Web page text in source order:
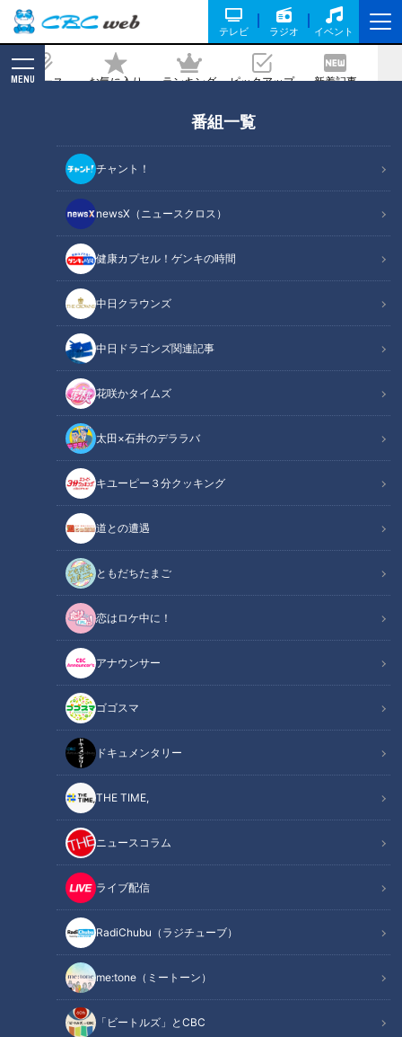
テレビ ラジオ イベント
ニュース お気に入り ランキング ピックアップ 新着記事
MENU
番組一覧
チャント！
newsX（ニュースクロス）
健康カプセル！ゲンキの時間
中日クラウンズ
中日ドラゴンズ関連記事
花咲かタイムズ
太田×石井のデララバ
キユーピー３分クッキング
道との遭遇
ともだちたまご
恋はロケ中に！
アナウンサー
ゴゴスマ
ドキュメンタリー
THE TIME,
ニュースコラム
ライブ配信
RadiChubu（ラジチューブ）
me:tone（ミートーン）
「ビートルズ」とCBC
人の手で守る「栽培漁業」 三重県「尾鷲
栽培漁業センター」の現場に密着！
2025/07/02 06:03
CBCテレビ『チャント！』よしお兄さんのもっと”みえ”推し
チャント！
「よしお兄さんのもっと“みえ”推し！」記事
三重県尾鷲市にある「尾鷲栽培漁業センター」では、豊かな海
づくりのために「栽培漁業」が行われています。卵から生まれ
たばかりの稚魚は自然界では生き残りにくいため、人間の手で
大切に育てて海に放流。さらに、魚だけでなく餌となるプラン
クトンまで育てているんです！今回は、漁業の現場でどのよう
な苦労や工夫があるのかを調査しました。
関連リンク
【動画】水槽の中に“数十億匹”！？動物プラン
クトンを育てる驚きの裏側はこちら【2分44秒
「栽培漁業」とは？稚魚を人間の手でサポート！
エサの「プランクトン」や卵を産む「親魚」も育てる！？
豊かな海を守るために私たちにできること
オススメ関連コンテンツ